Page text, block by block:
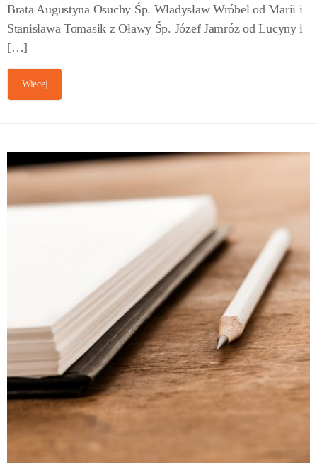
Brata Augustyna Osuchy Śp. Władysław Wróbel od Marii i
Stanisława Tomasik z Oławy Śp. Józef Jamróz od Lucyny i
[…]
Więcej